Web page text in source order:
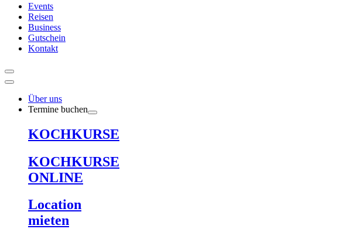
Events
Reisen
Business
Gutschein
Kontakt
Über uns
Termine buchen
KOCHKURSE
KOCHKURSE
ONLINE
Location
mieten